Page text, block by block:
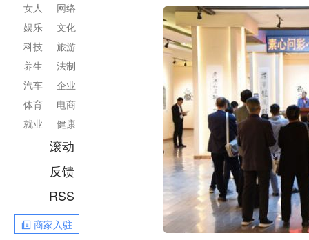
网络
文化
旅游
法制
企业
电商
健康
女人
娱乐
科技
养生
汽车
体育
就业
滚动
反馈
RSS
商家入驻